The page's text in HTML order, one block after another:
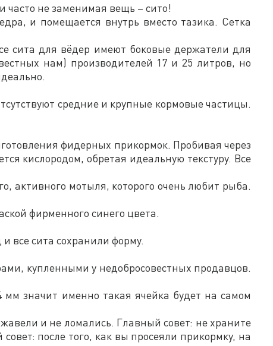
часто не заменимая вещь – сито!
и помещается внутрь вместо тазика. Сетка
сита для вёдер имеют боковые держатели для
нам) производителей 17 и 25 литров, но
средние и крупные кормовые частицы.
фидерных прикормок. Пробивая через
кислородом, обретая идеальную текстуру. Все
активного мотыля, которого очень любит рыба.
фирменного синего цвета.
все сита сохранили форму.
купленными у недобросовестных продавцов.
значит именно такая ячейка будет на самом
и не ломались. Главный совет: не храните
после того, как вы просеяли прикормку, на